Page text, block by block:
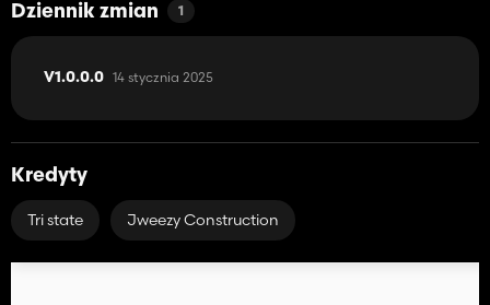
Dziennik zmian 1
V1.0.0.0 14 stycznia 2025
Kredyty
Tri state Jweezy Construction